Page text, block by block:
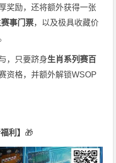
奖励，还将额外获得一张
赛事门票，以及极具收藏价
，只要跻身生肖系列赛百
资格，并额外解锁WSOP
利】 🎁